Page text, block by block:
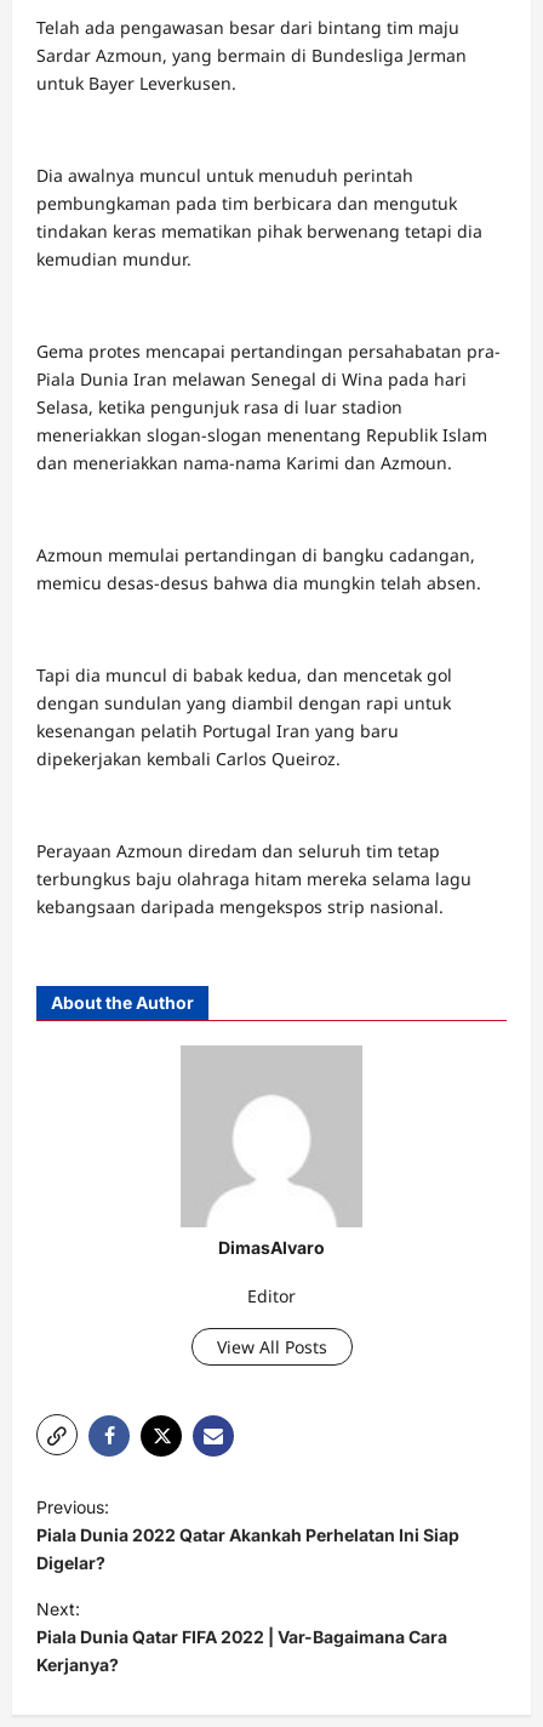
Telah ada pengawasan besar dari bintang tim maju
Sardar Azmoun, yang bermain di Bundesliga Jerman
untuk Bayer Leverkusen.
Dia awalnya muncul untuk menuduh perintah
pembungkaman pada tim berbicara dan mengutuk
tindakan keras mematikan pihak berwenang tetapi dia
kemudian mundur.
Gema protes mencapai pertandingan persahabatan pra-
Piala Dunia Iran melawan Senegal di Wina pada hari
Selasa, ketika pengunjuk rasa di luar stadion
meneriakkan slogan-slogan menentang Republik Islam
dan meneriakkan nama-nama Karimi dan Azmoun.
Azmoun memulai pertandingan di bangku cadangan,
memicu desas-desus bahwa dia mungkin telah absen.
Tapi dia muncul di babak kedua, dan mencetak gol
dengan sundulan yang diambil dengan rapi untuk
kesenangan pelatih Portugal Iran yang baru
dipekerjakan kembali Carlos Queiroz.
Perayaan Azmoun diredam dan seluruh tim tetap
terbungkus baju olahraga hitam mereka selama lagu
kebangsaan daripada mengekspos strip nasional.
About the Author
DimasAlvaro
Editor
View All Posts
P
o
s
t
n
a
v
Previous:
Piala Dunia 2022 Qatar Akankah Perhelatan Ini Siap
Digelar?
Next:
Piala Dunia Qatar FIFA 2022 | Var-Bagaimana Cara
Kerjanya?